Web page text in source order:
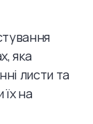
яка
листи та
їх на